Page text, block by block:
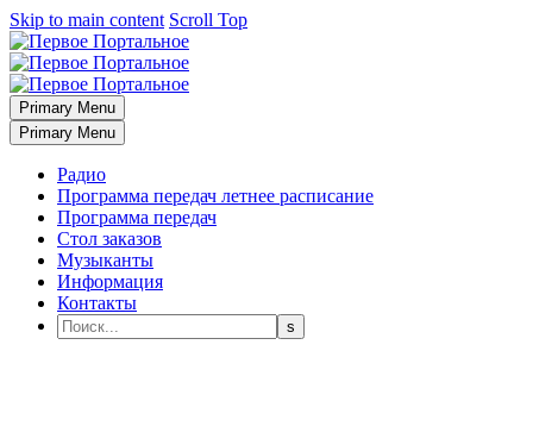
Skip to main content Scroll Top
Primary Menu
Primary Menu
Радио
Программа передач летнее расписание
Программа передач
Стол заказов
Музыканты
Информация
Контакты